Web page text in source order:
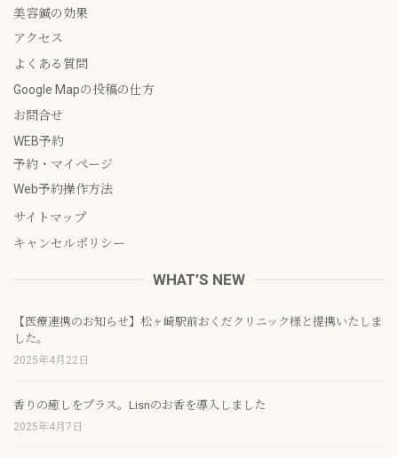
美容鍼の効果
アクセス
よくある質問
Google Mapの投稿の仕方
お問合せ
WEB予約
予約・マイページ
Web予約操作方法
サイトマップ
キャンセルポリシー
WHAT’S NEW
【医療連携のお知らせ】松ヶ崎駅前おくだクリニック様と提携いたしま
した。
2025年4月22日
香りの癒しをプラス。Lisnのお香を導入しました
2025年4月7日